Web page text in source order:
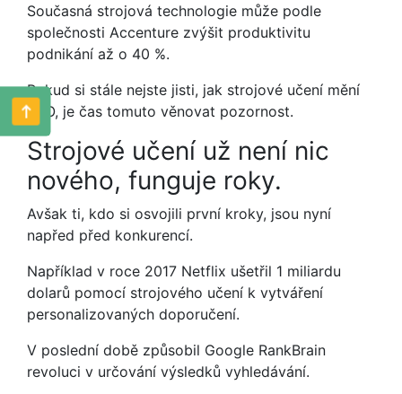
Současná strojová technologie může podle
společnosti Accenture zvýšit produktivitu
podnikání až o 40 %.
Pokud si stále nejste jisti, jak strojové učení mění
SEO, je čas tomuto věnovat pozornost.
Strojové učení už není nic
nového, funguje roky.
Avšak ti, kdo si osvojili první kroky, jsou nyní
napřed před konkurencí.
Například v roce 2017 Netflix ušetřil 1 miliardu
dolarů pomocí strojového učení k vytváření
personalizovaných doporučení.
V poslední době způsobil Google RankBrain
revoluci v určování výsledků vyhledávání.